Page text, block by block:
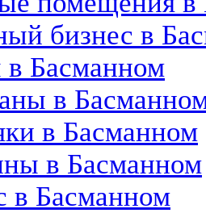
бизнес в
Басманном
в
в Басманном
в Басманном
в Басманном